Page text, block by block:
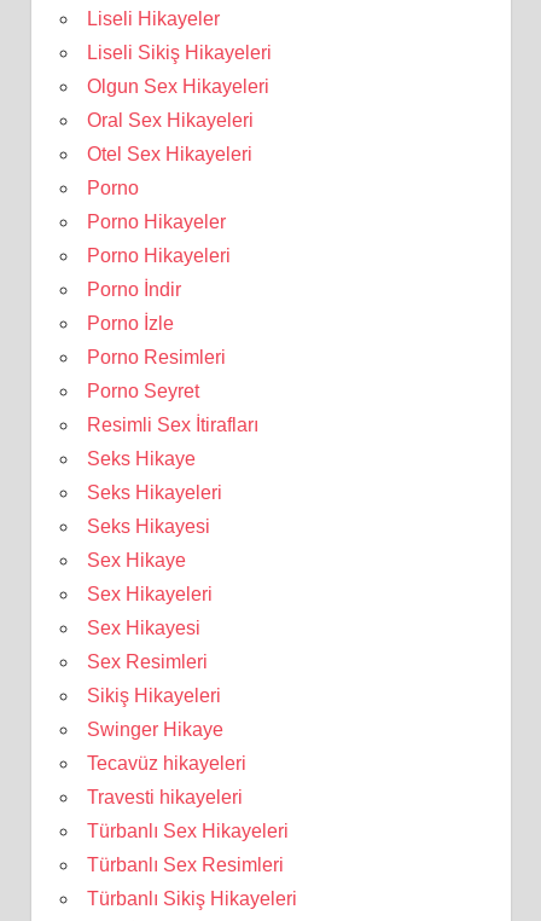
Liseli Hikayeler
Liseli Sikiş Hikayeleri
Olgun Sex Hikayeleri
Oral Sex Hikayeleri
Otel Sex Hikayeleri
Porno
Porno Hikayeler
Porno Hikayeleri
Porno İndir
Porno İzle
Porno Resimleri
Porno Seyret
Resimli Sex İtirafları
Seks Hikaye
Seks Hikayeleri
Seks Hikayesi
Sex Hikaye
Sex Hikayeleri
Sex Hikayesi
Sex Resimleri
Sikiş Hikayeleri
Swinger Hikaye
Tecavüz hikayeleri
Travesti hikayeleri
Türbanlı Sex Hikayeleri
Türbanlı Sex Resimleri
Türbanlı Sikiş Hikayeleri